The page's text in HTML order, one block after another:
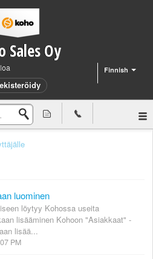
Sales Oy
Finnish
luominen
löytyy Kohossa useita
lisääminen Kohoon "Asiakkaat" -
lisää...
PM